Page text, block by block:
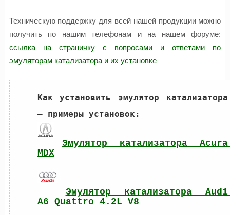
Техническую поддержку для всей нашей продукции можно
получить по нашим телефонам и на нашем форуме:
ссылка на страничку с вопросами и ответами по
эмуляторам катализатора и их установке
Как установить эмулятор катализатора
Эмулятор катализатора Acura
MDX
Эмулятор катализатора Audi
A6 Quattro 4.2L V8